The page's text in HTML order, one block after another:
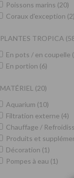
Poissons marins (20)
Coraux d'exception (2)
PLANTES TROPICA
En pots / en coupelle
En portion (6)
MATÉRIEL (20)
Aquarium (10)
Filtration externe (4)
Chauffage /
Produits et
Décoration (1)
Pompes à eau (1)